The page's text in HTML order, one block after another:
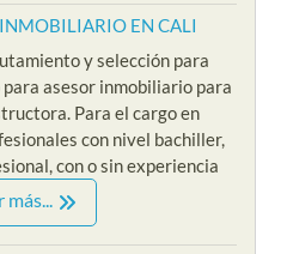
EN CALI
y selección para
asesor inmobiliario para
Para el cargo en
con nivel bachiller,
con o sin experiencia
más...